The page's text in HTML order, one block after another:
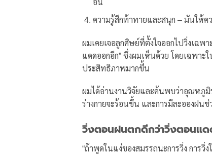
อื่น
ความรู้สึกท้าทายและสนุก – มันให้ค
ผมเคยเจอลูกศิษย์ที่ตั้งใจออกไปวิ่งเฉพ
แดดออกอีก” ซึ่งผมเห็นด้วย โดยเฉพา
ประสิทธิภาพมากขึ้น
ผมได้อ่านงานวิจัยและค้นพบว่าอุณหภูมิร่
ร่างกายจะร้อนขึ้น และการมีละอองฝน
วิ่งตอนฝนตกดีกว่าวิ่งตอนแด
“ถ้าพูดในแง่ของสมรรถนะการวิ่ง การ